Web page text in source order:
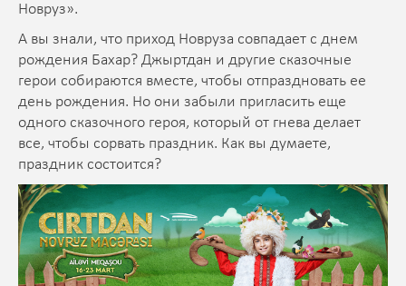
Новруз».
А вы знали, что приход Новруза совпадает с днем
рождения Бахар? Джыртдан и другие сказочные
герои собираются вместе, чтобы отпраздновать ее
день рождения. Но они забыли пригласить еще
одного сказочного героя, который от гнева делает
все, чтобы сорвать праздник. Как вы думаете,
праздник состоится?